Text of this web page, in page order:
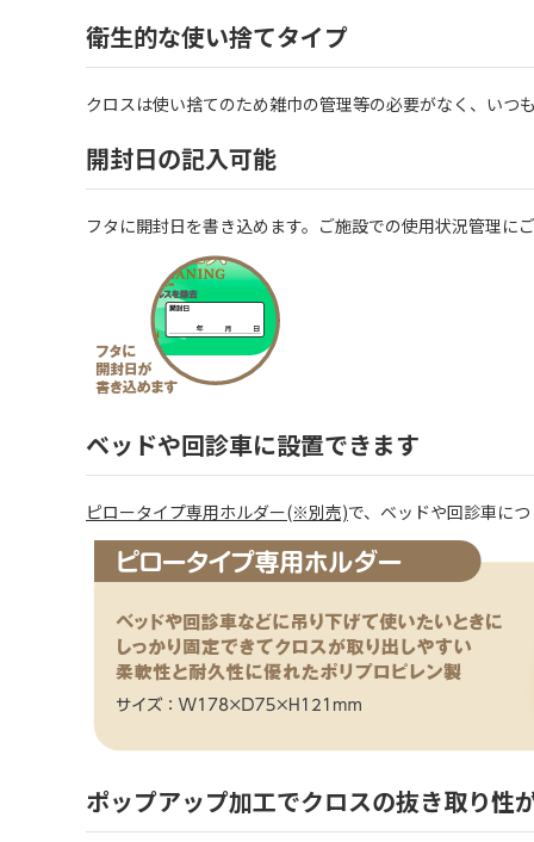
衛生的な使い捨てタイプ
クロスは使い捨てのため雑巾の管理等の必要がなく、いつ
開封日の記入可能
フタに開封日を書き込めます。ご施設での使用状況管理に
ベッドや回診車に設置できます
ピロータイプ専用ホルダー(※別売)で、ベッドや回診車に
ポップアップ加工でクロスの抜き取り性